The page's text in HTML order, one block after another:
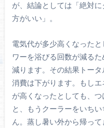
が、結論としては「絶対
方がいい」。
電気代が多少高くなった
ワーを浴びる回数が減る
減ります。その結果トー
消費は下がります。もし
が高くなったとしても、
と、もうクーラーをいち
ん。蒸し暑い外から帰っ